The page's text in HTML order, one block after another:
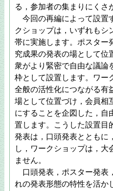
る，参加者の集まりにくさ
今回の再編によって設置
クショップは，いずれもシ
帯に実施します。ポスター
究成果の発表の場として位
衆がより緊密で自由な議論
枠として設置します。ワー
全般の活性化につながる有
場として位置づけ，会員相
にすることを企図した，自
置します。こうした設置目
発表は，口頭発表とともに
し，ワークショップは，大
ません。
口頭発表，ポスター発表
れの発表形態の特性を活か